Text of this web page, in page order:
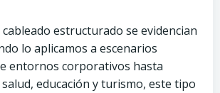
estructurado se evidencian
lo aplicamos a escenarios
entornos corporativos hasta
educación y turismo, este tipo